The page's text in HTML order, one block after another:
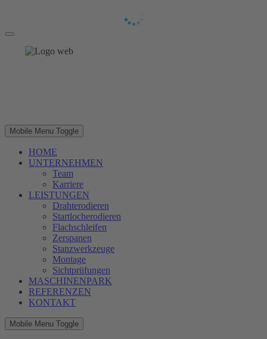
Mobile Menu Toggle
HOME
UNTERNEHMEN
Team
Karriere
LEISTUNGEN
Drahterodieren
Startlocherodieren
Flachschleifen
Zerspanen
Stanzwerkzeuge
Montage
Sichtprüfungen
MASCHINENPARK
REFERENZEN
KONTAKT
Mobile Menu Toggle